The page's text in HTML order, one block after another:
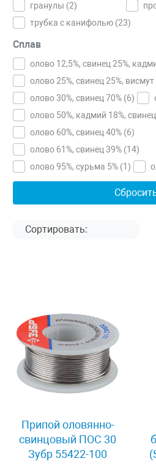
гранулы (2)
трубка с канифолью (23)
Сплав
олово 12,5%, свинец 25%,
олово 25%, свинец 25%, висмут
олово 30%, свинец 70% (6)
олово 50%, кадмий 18%,
олово 60%, свинец 40% (6)
олово 61%, свинец 39% (14)
олово 95%, сурьма 5% (1 )
Припой оловянно-
свинцовый ПОС 30
Зубр 55422-100